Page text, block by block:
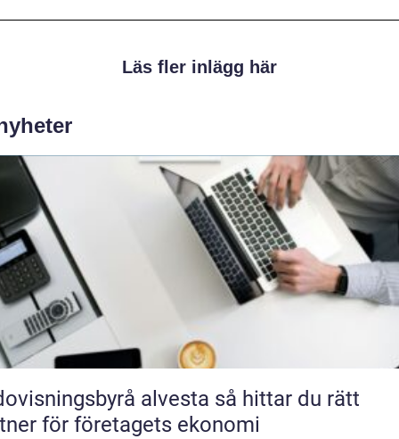
Läs fler inlägg här
alvesta så hittar du rätt
för företagets ekonomi